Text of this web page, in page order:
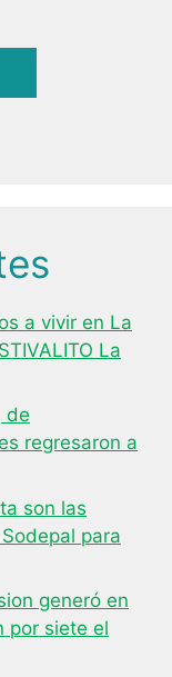
a vivir en La
La
de
regresaron a
son las
para
generó en
por siete el